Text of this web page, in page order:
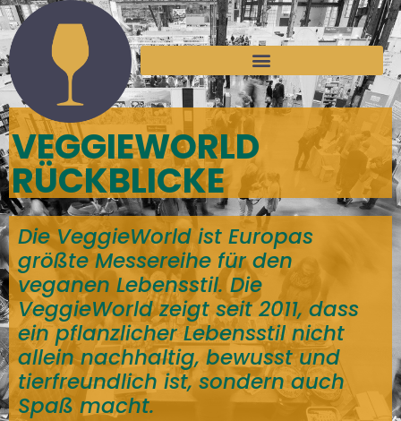
VEGGIEWORLD
RÜCKBLICKE
Die VeggieWorld ist Europas
größte Messereihe für den
veganen Lebensstil. Die
VeggieWorld zeigt seit 2011, dass
ein pflanzlicher Lebensstil nicht
allein nachhaltig, bewusst und
tierfreundlich ist, sondern auch
Spaß macht.